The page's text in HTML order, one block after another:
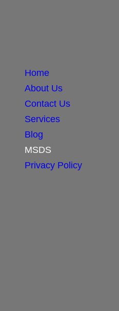
Home
About Us
Contact Us
Services
Blog
MSDS
Privacy Policy